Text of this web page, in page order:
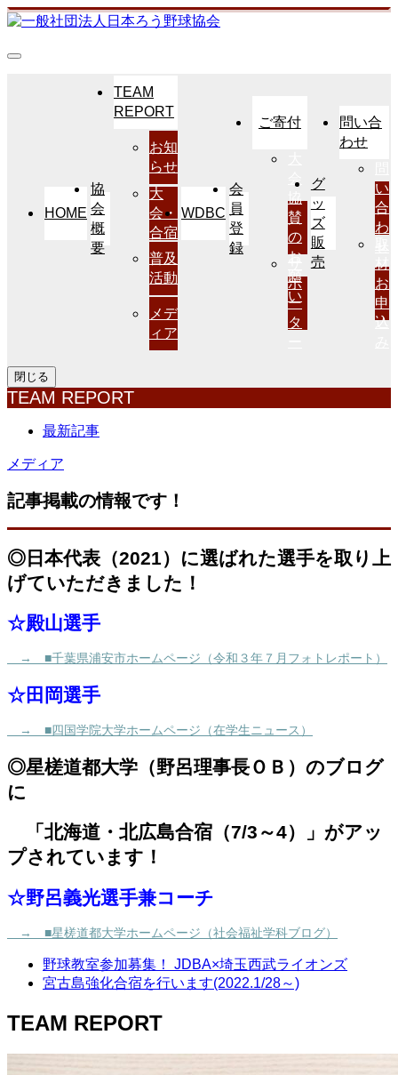
HOME
協
会
概
要
TEAM
REPORT
お知
らせ
大
会・
合宿
普及
活動
メデ
ィア
WDBC
会
員
登
録
ご寄付
協
賛
の
お
願
い
ポ
ー
タ
グ
ッ
ズ
販
売
問い合
わせ
い
合
わ
材
お
申
込
閉じる
TEAM REPORT
最新記事
メディア
記事掲載の情報です！
◎日本代表（2021）に選ばれた選手を取り上
げていただきました！
☆殿山選手
→ ■千葉県浦安市ホームページ（令和３年７月フォトレポート）
☆田岡選手
→ ■四国学院大学ホームページ（在学生ニュース）
◎星槎道都大学（野呂理事長ＯＢ）のブログ
に
「北海道・北広島合宿（7/3～4）」がアッ
プされています！
☆野呂義光選手兼コーチ
→ ■星槎道都大学ホームページ（社会福祉学科ブログ）
野球教室参加募集！ JDBA×埼玉西武ライオンズ
宮古島強化合宿を行います(2022.1/28～)
TEAM REPORT